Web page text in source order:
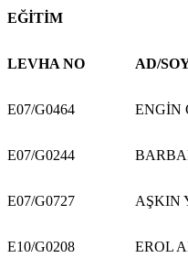
EĞİTİM
LEVHA NO AD/
E07/G0464 ENGİN
E07/G0244
E07/G0727 AŞKIN
E10/G0208 EROL